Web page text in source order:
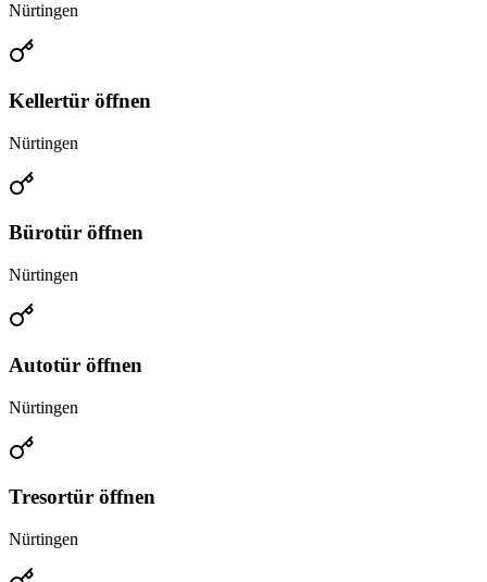
Nürtingen
Kellertür öffnen
Nürtingen
Bürotür öffnen
Nürtingen
Autotür öffnen
Nürtingen
Tresortür öffnen
Nürtingen